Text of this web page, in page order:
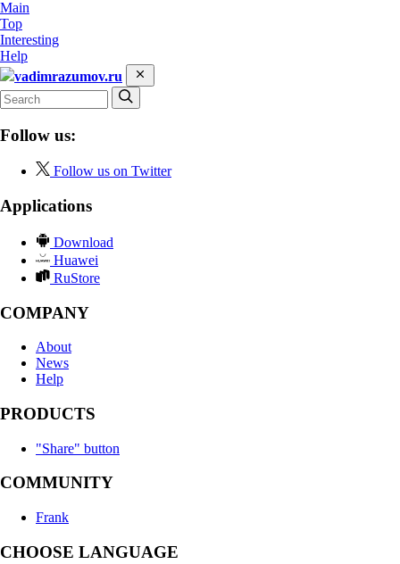
Main
Top
Interesting
Help
vadimrazumov.ru
Follow us:
Follow us on Twitter
Applications
Download
Huawei
RuStore
COMPANY
About
News
Help
PRODUCTS
"Share" button
COMMUNITY
Frank
CHOOSE LANGUAGE